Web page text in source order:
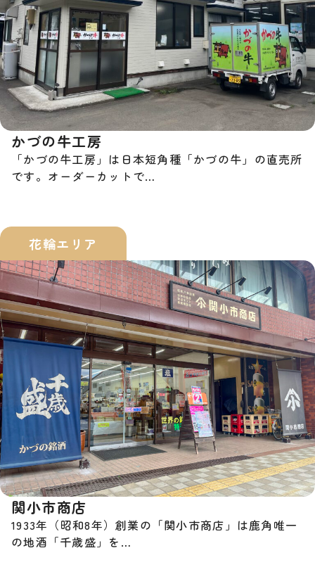
かづの牛工房
「かづの牛工房」は日本短角種「かづの牛」の直売所
です。オーダーカットで…
花輪エリア
関小市商店
1933年（昭和8年）創業の「関小市商店」は鹿角唯一
の地酒「千歳盛」を…